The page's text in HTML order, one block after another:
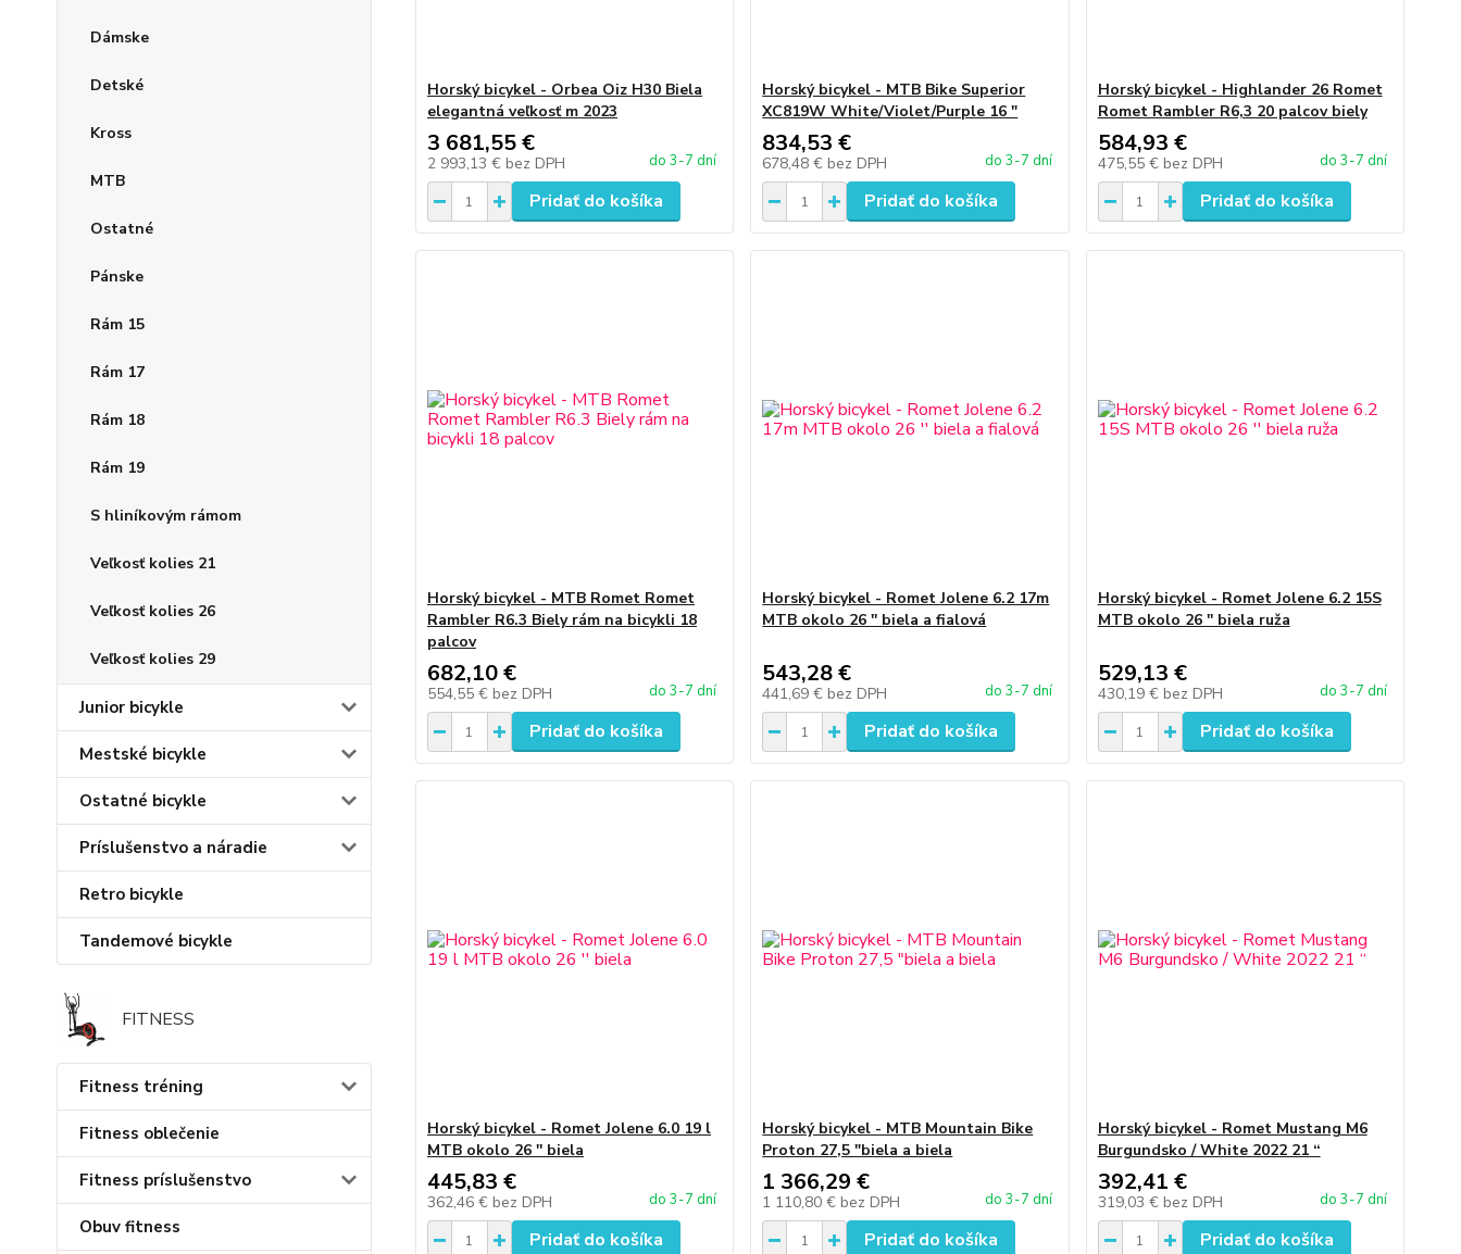
Dámske
Detské
Kross
MTB
Ostatné
Pánske
Rám 15
Rám 17
Rám 18
Rám 19
S hliníkovým rámom
Veľkosť kolies 21
Veľkosť kolies 26
Veľkosť kolies 29
Junior bicykle
Mestské bicykle
Ostatné bicykle
Príslušenstvo a náradie
Retro bicykle
Tandemové bicykle
FITNESS
Fitness tréning
Fitness oblečenie
Fitness príslušenstvo
Obuv fitness
Horský bicykel - Orbea Oiz H30 Biela
elegantná veľkosť m 2023
3 681,55 €
2 993,13 € bez DPH do 3-7 dní
Pridať do košíka
Horský bicykel - MTB Bike Superior
XC819W White/Violet/Purple 16 "
834,53 €
678,48 € bez DPH do 3-7 dní
Pridať do košíka
Horský bicykel - Highlander 26 Romet
Romet Rambler R6,3 20 palcov biely
584,93 €
475,55 € bez DPH do 3-7 dní
Pridať do košíka
Horský bicykel - MTB Romet Romet
Rambler R6.3 Biely rám na bicykli 18
palcov
682,10 €
554,55 € bez DPH do 3-7 dní
Pridať do košíka
Horský bicykel - Romet Jolene 6.2 17m
MTB okolo 26 '' biela a fialová
543,28 €
441,69 € bez DPH do 3-7 dní
Pridať do košíka
Horský bicykel - Romet Jolene 6.2 15S
MTB okolo 26 '' biela ruža
529,13 €
430,19 € bez DPH do 3-7 dní
Pridať do košíka
Horský bicykel - Romet Jolene 6.0 19 l
MTB okolo 26 '' biela
445,83 €
362,46 € bez DPH do 3-7 dní
Pridať do košíka
Horský bicykel - MTB Mountain Bike
Proton 27,5 "biela a biela
1 366,29 €
1 110,80 € bez DPH do 3-7 dní
Pridať do košíka
Horský bicykel - Romet Mustang M6
Burgundsko / White 2022 21 “
392,41 €
319,03 € bez DPH do 3-7 dní
Pridať do košíka